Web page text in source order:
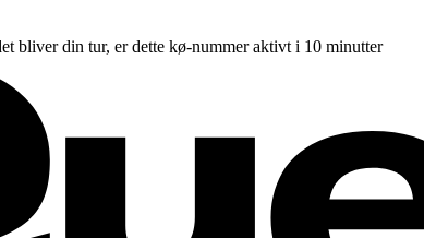
bliver din tur, er dette kø-nummer aktivt i 10 minutter